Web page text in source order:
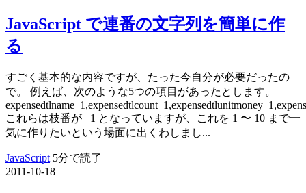
JavaScript で連番の文字列を簡単に作
る
すごく基本的な内容ですが、たった今自分が必要だったの
で。 例えば、次のような5つの項目があったとします。
これらは枝番が _1 となっていますが、これを 1 〜 10 まで一
気に作りたいという場面に出くわしまし...
JavaScript 5分で読了
2011-10-18